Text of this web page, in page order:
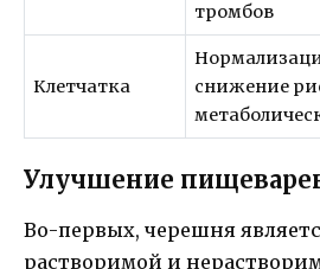
тромбов
Клетчатка
снижение
Улучшение
Во-первых, черешня
растворимой и